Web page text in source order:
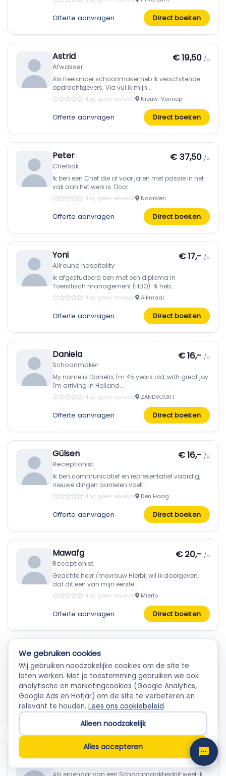
Offerte aanvragen Direct boeken
Astrid
Afwasser
€ 19,50 /u
Als freelancer schoonmaker heb ik verschillende
opdrachtgevers. Via vul ik mijn...
Nog geen reviews Nieuw-Vennep
Offerte aanvragen Direct boeken
Peter
Chefkok
€ 37,50 /u
Ik ben een Chef die al voor jaren met passie in het
vak aan het werk is. Door...
Nog geen reviews Naarden
Offerte aanvragen Direct boeken
Yoni
Allround hospitality
€ 17,- /u
ik afgestudeerd ben met een diploma in
Toeristisch management (HBO). Ik heb...
Nog geen reviews Alkmaar
Offerte aanvragen Direct boeken
Daniela
Schoonmaker
€ 16,- /u
My name is Daniela, I'm 45 years old, with great joy
I'm arriving in Holland...
Nog geen reviews ZANDVOORT
Offerte aanvragen Direct boeken
Gülsen
Receptionist
€ 16,- /u
Ik ben communicatief en representatief vaardig,
nieuwe dingen aanleren voelt...
Nog geen reviews Den Haag
Offerte aanvragen Direct boeken
Mawafg
Receptionist
€ 20,- /u
Geachte heer /mevrouw Hierbij wil ik doorgeven,
dat dit een van mijn eerste...
Nog geen reviews Mierlo
Offerte aanvragen Direct boeken
Rabia
Receptionist
Tijdens mijn vorige functie heb ik heel veel ervaring
mogen opdoen als...
Nog geen reviews Den Haag
Offerte aanvragen Direct boeken
€ 30,-/u
Als eigenaar van een Schoonmaakbedrijf weet ik
Empla Assistent
Altijd beschikbaar, stel een vraag
We gebruiken cookies
Wij gebruiken noodzakelijke cookies om de site te
laten werken. Met je toestemming gebruiken we ook
analytische en marketingcookies (Google Analytics,
Google Ads en Hotjar) om de site te verbeteren en
relevant te houden. Lees ons cookiebeleid.
Alleen noodzakelijk
Alles accepteren